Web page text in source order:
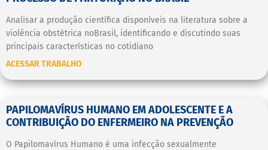
Analisar a produção científica disponíveis na literatura sobre a
violência obstétrica noBrasil, identificando e discutindo suas
principais características no cotidiano
ACESSAR TRABALHO
PAPILOMAVÍRUS HUMANO EM ADOLESCENTE E A
CONTRIBUIÇÃO DO ENFERMEIRO NA PREVENÇÃO
O Papilomavírus Humano é uma infecção sexualmente